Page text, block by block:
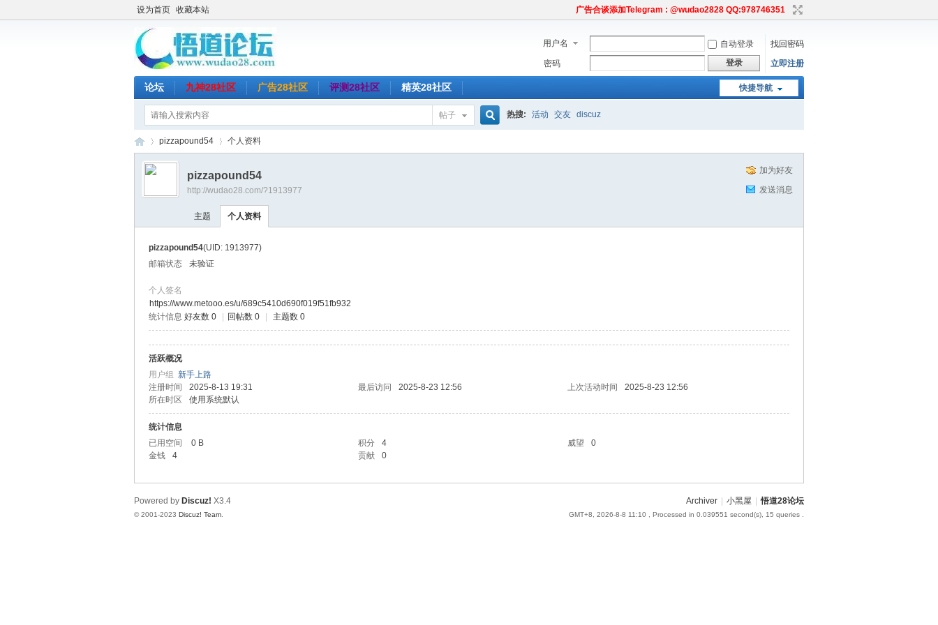
设为首页 收藏本站 广告合谈添加Telegram : @wudao2828 QQ:978746351
用户名 自动登录
找回密码
密码
登录 立即注册
快捷导航
论坛 九神28社区 广告28社区 评测28社区 精英28社区
帖子 热搜: 活动 交友 discuz
›
pizzapound54 个人资料
加为好友
发送消息
pizzapound54
http://wudao28.com/?1913977
主题 个人资料
pizzapound54(UID: 1913977)
邮箱状态
未验证
个人签名
https://www.metooo.es/u/689c5410d690f019f51fb932
统计信息 好友数 0 回帖数 0 主题数 0
活跃概况
用户组 新手上路
注册时间
2025-8-13 19:31 最后访问 2025-8-23 12:56 上次活动时间
2025-8-23 12:56
所在时区
使用系统默认
统计信息
已用空间
0 B 积分 4 威望
0
金钱
4 贡献 0
Archiver 小黑屋 悟道28论坛
GMT+8, 2026-8-8 11:10 , Processed in 0.039551 second(s), 15 queries .
Powered by Discuz! X3.4
© 2001-2023 Discuz! Team